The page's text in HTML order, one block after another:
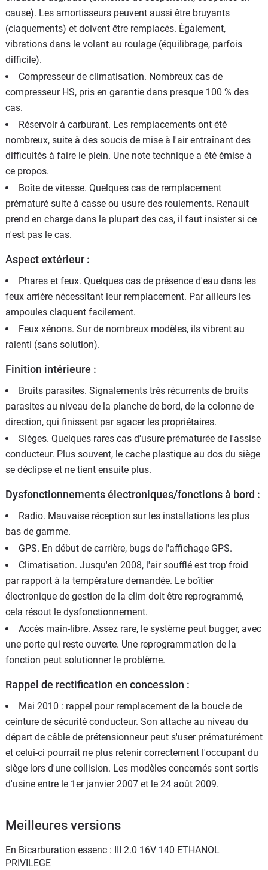
cause). Les amortisseurs peuvent aussi être bruyants
(claquements) et doivent être remplacés. Également,
vibrations dans le volant au roulage (équilibrage, parfois
difficile).
Compresseur de climatisation. Nombreux cas de
compresseur HS, pris en garantie dans presque 100 % des
cas.
Réservoir à carburant. Les remplacements ont été
nombreux, suite à des soucis de mise à l'air entraînant des
difficultés à faire le plein. Une note technique a été émise à
ce propos.
Boîte de vitesse. Quelques cas de remplacement
prématuré suite à casse ou usure des roulements. Renault
prend en charge dans la plupart des cas, il faut insister si ce
n'est pas le cas.
Aspect extérieur :
Phares et feux. Quelques cas de présence d'eau dans les
feux arrière nécessitant leur remplacement. Par ailleurs les
ampoules claquent facilement.
Feux xénons. Sur de nombreux modèles, ils vibrent au
ralenti (sans solution).
Finition intérieure :
Bruits parasites. Signalements très récurrents de bruits
parasites au niveau de la planche de bord, de la colonne de
direction, qui finissent par agacer les propriétaires.
Sièges. Quelques rares cas d'usure prématurée de l'assise
conducteur. Plus souvent, le cache plastique au dos du siège
se déclipse et ne tient ensuite plus.
Dysfonctionnements électroniques/fonctions à bord :
Radio. Mauvaise réception sur les installations les plus
bas de gamme.
GPS. En début de carrière, bugs de l'affichage GPS.
Climatisation. Jusqu'en 2008, l'air soufflé est trop froid
par rapport à la température demandée. Le boîtier
électronique de gestion de la clim doit être reprogrammé,
cela résout le dysfonctionnement.
Accès main-libre. Assez rare, le système peut bugger, avec
une porte qui reste ouverte. Une reprogrammation de la
fonction peut solutionner le problème.
Rappel de rectification en concession :
Mai 2010 : rappel pour remplacement de la boucle de
ceinture de sécurité conducteur. Son attache au niveau du
départ de câble de prétensionneur peut s'user prématurément
et celui-ci pourrait ne plus retenir correctement l'occupant du
siège lors d'une collision. Les modèles concernés sont sortis
d'usine entre le 1er janvier 2007 et le 24 août 2009.
Meilleures versions
En Bicarburation essenc : III 2.0 16V 140 ETHANOL
PRIVILEGE